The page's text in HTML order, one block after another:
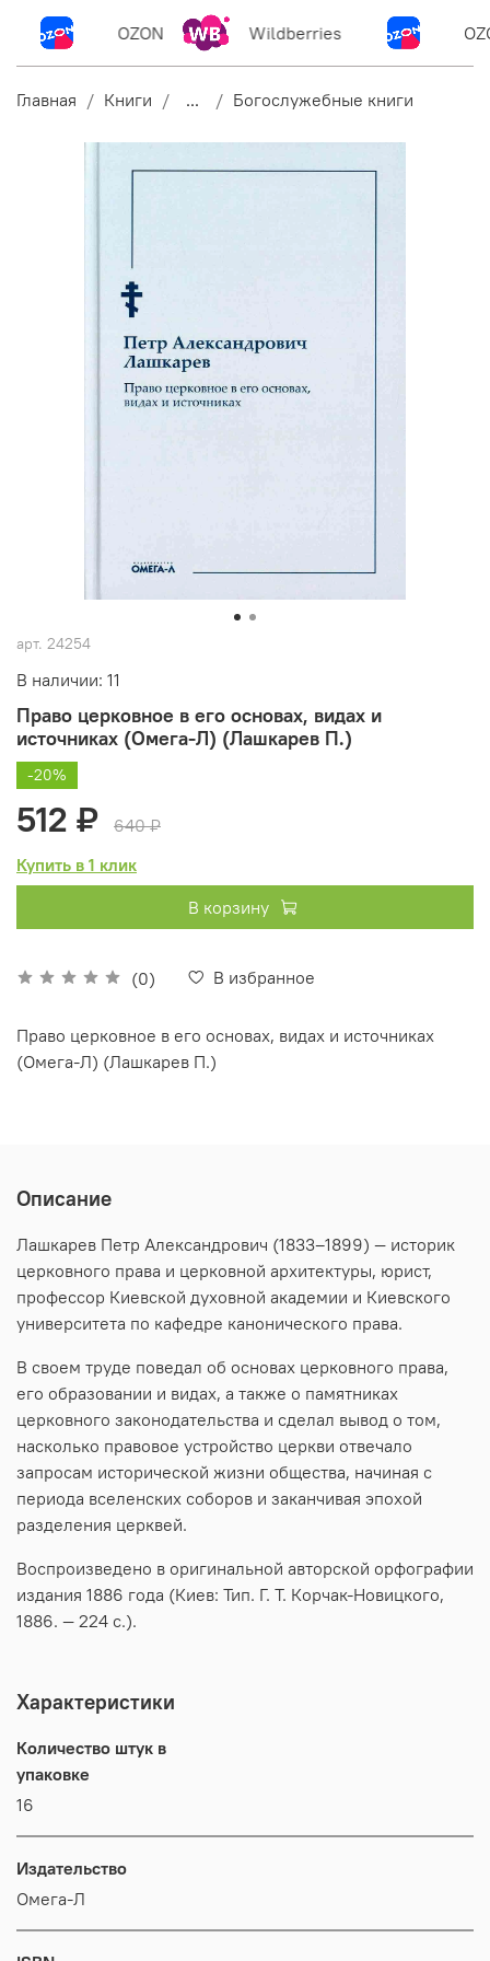
OZON Wildberries
Главная Книги ... Богослужебные книги
арт. 24254
В наличии: 11
Право церковное в его основах, видах и
источниках (Омега-Л) (Лашкарев П.)
(0) В избранное
-20%
512 ₽
640 ₽
Купить в 1 клик
В корзину
Право церковное в его основах, видах и источниках
(Омега-Л) (Лашкарев П.)
Описание
Лашкарев Петр Александрович (1833–1899) — историк
церковного права и церковной архитектуры, юрист,
профессор Киевской духовной академии и Киевского
университета по кафедре канонического права.
В своем труде поведал об основах церковного права,
его образовании и видах, а также о памятниках
церковного законодательства и сделал вывод о том,
насколько правовое устройство церкви отвечало
запросам исторической жизни общества, начиная с
периода вселенских соборов и заканчивая эпохой
разделения церквей.
Воспроизведено в оригинальной авторской орфографии
издания 1886 года (Киев: Тип. Г. Т. Корчак-Новицкого,
1886. — 224 с.).
Характеристики
Количество штук в
упаковке
16
Издательство
Омега-Л